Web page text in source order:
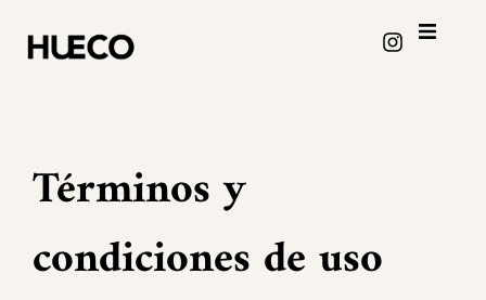
Términos y
condiciones de uso